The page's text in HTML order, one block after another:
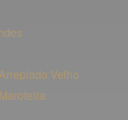
Velho